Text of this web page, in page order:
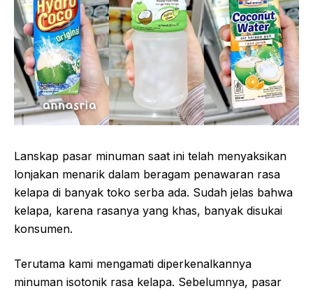
Lanskap pasar minuman saat ini telah menyaksikan
lonjakan menarik dalam beragam penawaran rasa
kelapa di banyak toko serba ada. Sudah jelas bahwa
kelapa, karena rasanya yang khas, banyak disukai
konsumen.
Terutama kami mengamati diperkenalkannya
minuman isotonik rasa kelapa. Sebelumnya, pasar